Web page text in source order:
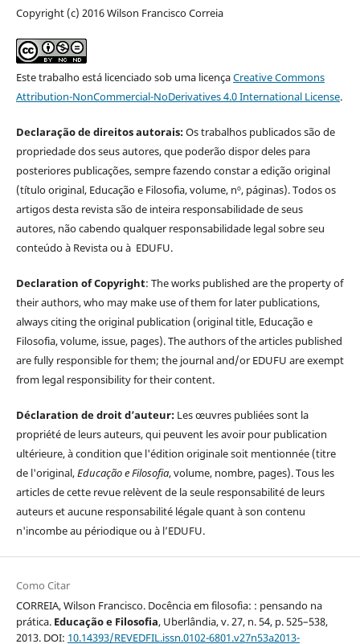
Copyright (c) 2016 Wilson Francisco Correia
Este trabalho está licenciado sob uma licençaCreative Commons
Attribution-NonCommercial-NoDerivatives 4.0 International License.
Declaração de direitos autorais:Os trabalhos publicados são de
propriedade dos seus autores, que poderão dispor deles para
posteriores publicações, sempre fazendo constar a edição original
(título original, Educação e Filosofia, volume, nº, páginas). Todos os
artigos desta revista são de inteira responsabilidade de seus
autores, não cabendo qualquer responsabilidade legal sobre seu
conteúdo à Revista ou à EDUFU.
Declaration of Copyright: The works published are the property of
their authors, who may make use of them for later publications,
always citing the original publication (original title, Educação e
Filosofia, volume, issue, pages). The authors of the articles published
are fully responsible for them; the journal and/or EDUFU are exempt
from legal responsibility for their content.
Déclaration de droit d’auteur: Les œuvres publiées sont la
propriété de leurs auteurs, qui peuvent les avoir pour publication
ultérieure, à condition que l'édition originale soit mentionnée (titre
de l'original,Educação e Filosofia, volume, nombre, pages). Tous les
articles de cette revue relèvent de la seule responsabilité de leurs
auteurs et aucune responsabilité légale quant à son contenu
n'incombe au périodique ou à l’EDUFU.
Como Citar
CORREIA, Wilson Francisco. Docência em filosofia: : pensando na
prática. Educação e Filosofia, Uberlândia, v. 27, n. 54, p. 525–538,
2013. DOI: 10.14393/REVEDFIL.issn.0102-6801.v27n53a2013-